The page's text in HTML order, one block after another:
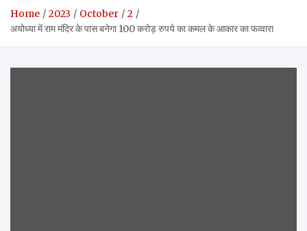
Home 2023 October
2
अयोध्या में राम मंदिर के पास बनेगा 100 करोड़ रुपये का कमल के आकार का फव्वारा